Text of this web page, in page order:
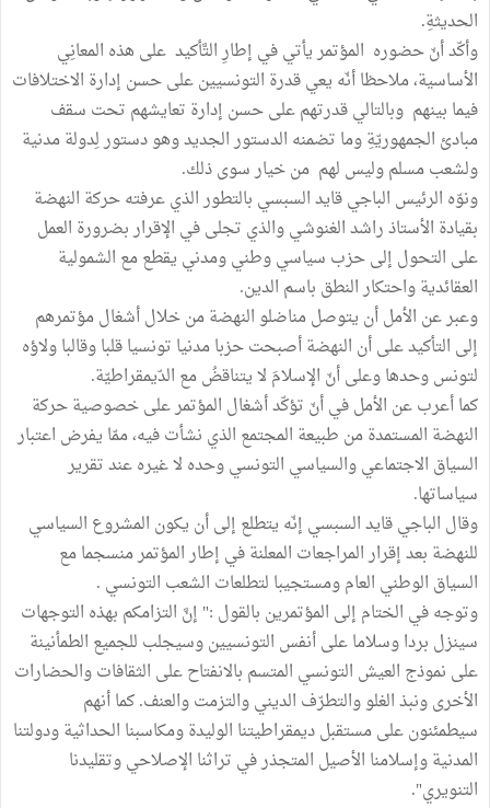
الحديثةِ.
وأكّد أنّ حضوره المؤتمر يأتي في إطارِ التَّأكيد على هذه المعانِي
الأساسية، ملاحظا أنّه يعي قدرة التونسيين على حسن إدارة الاختلافات
فيما بينهم وبالتالي قدرتهم على حسن إدارة تعايشهم تحت سقف
مبادئ الجمهوريّةِ وما تضمنه الدستور الجديد وهو دستور لِدولة مدنية
ولشعب مسلم وليس لهم من خيار سوى ذلك.
ونوّه الرئيس الباجي قايد السبسي بالتطور الذي عرفته حركة النهضة
بقيادة الأستاذ راشد الغنوشي والذي تجلى في الإقرار بضرورة العمل
على التحول إلى حزب سياسي وطني ومدني يقطع مع الشمولية
العقائدية واحتكار النطق باسم الدين.
وعبر عن الأمل أن يتوصل مناضلو النهضة من خلال أشغال مؤتمرهم
إلى التأكيد على أن النهضة أصبحت حزبا مدنيا تونسيا قلبا وقالبا ولاؤه
لتونس وحدها وعلى أنّ الإسلامَ لا يتناقضُ مع الدّيمقراطيّة.
كما أعرب عن الأمل في أنّ تؤكّد أشغال المؤتمر على خصوصية حركة
النهضة المستمدة من طبيعة المجتمع الذي نشأت فيه، ممّا يفرض اعتبار
السياق الاجتماعي والسياسي التونسي وحده لا غيره عند تقرير
سياساتها.
وقال الباجي قايد السبسي إنّه يتطلع إلى أن يكون المشروع السياسي
للنهضة بعد إقرار المراجعات المعلنة في إطار المؤتمر منسجما مع
السياق الوطني العام ومستجيبا لتطلعات الشعب التونسي .
وتوجه في الختام إلى المؤتمرين بالقول :" إنَّ التزامكم بهذه التوجهات
سينزل بردا وسلاما على أنفس التونسيين وسيجلب للجميع الطمأنينة
على نموذج العيش التونسي المتسم بالانفتاح على الثقافات والحضارات
الأخرى ونبذ الغلو والتطرّف الديني والتزمت والعنف. كما أنهم
سيطمئنون على مستقبل ديمقراطيتنا الوليدة ومكاسبنا الحداثية ودولتنا
المدنية وإسلامنا الأصيل المتجذر في تراثنا الإصلاحي وتقليدنا
التنويري".